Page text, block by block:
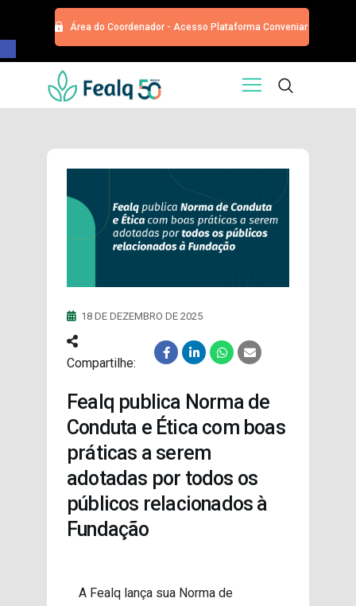
Barra de Ferramentas Aberta
Área do Coordenador - Acesso Plataforma Conveniar
HOME
EDITORA
PROGRAMA DE APOIOS
TRABALHE CONOSCO
NOTÍCIAS
DOAÇÕES PARA
PROJETOS
18 DE DEZEMBRO DE 2025
Compartilhe:
Fealq publica Norma de
Conduta e Ética com boas
práticas a serem
adotadas por todos os
públicos relacionados à
Fundação
A Fealq lança sua Norma de